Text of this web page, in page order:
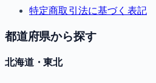
特定商取引法に基づく表記
都道府県から探す
北海道・東北